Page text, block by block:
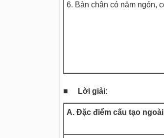
6. Bàn chân có năm ngón,
■ Lời giải:
A. Đặc điểm cấu tạo